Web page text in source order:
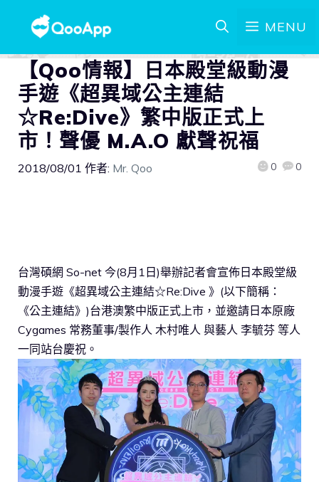
MENU
【Qoo情報】日本殿堂級動漫
手遊《超異域公主連結
☆Re:Dive》繁中版正式上
市！聲優 M.A.O 獻聲祝福
2018/08/01 作者: Mr. Qoo 0 0
台灣碩網 So-net 今(8月1日)舉辦記者會宣佈日本殿堂級
動漫手遊《超異域公主連結☆Re:Dive 》(以下簡稱：
《公主連結》)台港澳繁中版正式上市，並邀請日本原廠
Cygames 常務董事/製作人 木村唯人 與藝人 李毓芬 等人
一同站台慶祝。